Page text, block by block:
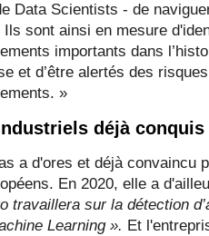
Data Scientists - de
Ils sont ainsi en mesure
importants dans
et d’être alertés des
»
déjà conquis
a d'ores et déjà convaincu
En 2020, elle a
travaillera sur la détection
Learning ». Et